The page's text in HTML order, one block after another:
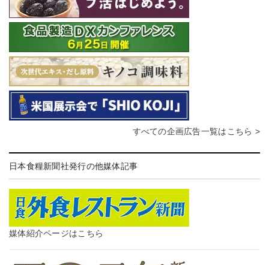
すべての企画広告一覧はこちら >
日本食糧新聞社発行の他媒体記事
媒体紹介ページはこちら